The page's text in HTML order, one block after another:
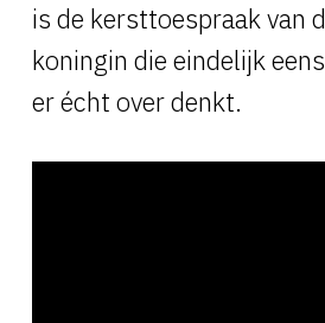
is de kersttoespraak van
koningin die eindelijk
er écht over denkt.